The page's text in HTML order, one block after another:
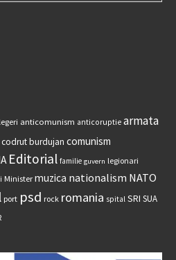
anticomunism anticoruptie armata
codrut burdujan comunism
Editorial familie guvern legionari
Minister muzica nationalism NATO
port psd rock romania spital SRI SUA